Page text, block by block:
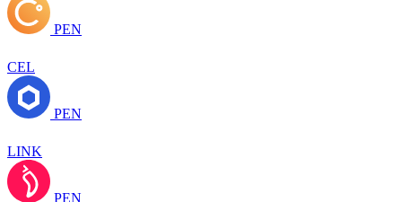
PEN
CEL
PEN
LINK
PEN